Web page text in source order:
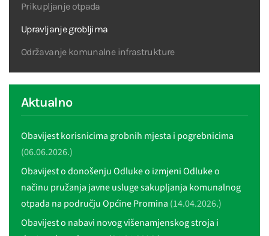
Prikupljanje otpada
Upravljanje grobljima
Održavanje komunalne infrastrukture
Aktualno
Obavijest korisnicima grobnih mjesta i pogrebnicima
(06.06.2026.)
Obavijest o donošenju Odluke o izmjeni Odluke o
načinu pružanja javne usluge sakupljanja komunalnog
otpada na području Općine Promina (14.04.2026.)
Obavijest o nabavi novog višenamjenskog stroja i